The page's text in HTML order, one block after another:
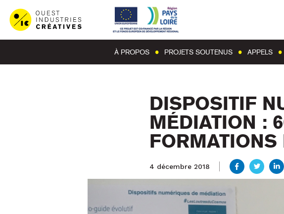
À PROPOS PROJETS SOUTENUS APPELS
DISPOSITIF
MÉDIATION :
4 décembre 2018